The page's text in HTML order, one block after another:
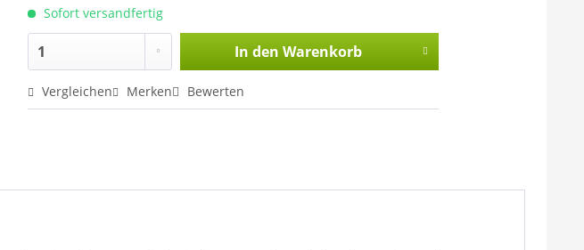
Sofort versandfertig
In den Warenkorb
Vergleichen Merken Bewerten